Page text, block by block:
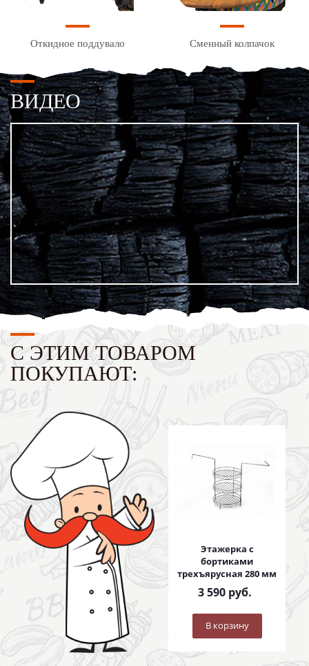
Откидное поддувало Сменный колпачок
ВИДЕО
С ЭТИМ ТОВАРОМ
ПОКУПАЮТ:
Этажерка с
бортиками
трехъярусная 280 мм
3 590руб.
В корзину